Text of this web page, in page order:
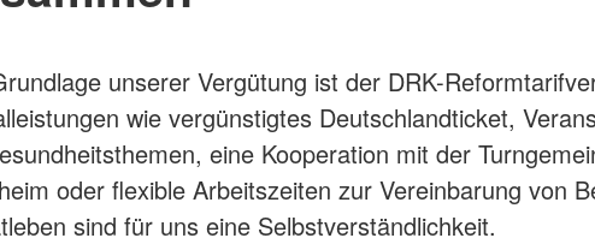
unserer Vergütung ist der DRK-
wie vergünstigtes Deutschlandticket,
eine Kooperation mit der
oder flexible Arbeitszeiten zur Vereinbarung von
sind für uns eine Selbstverständlichkeit.